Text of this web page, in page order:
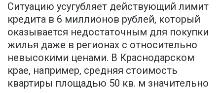
Ситуацию усугубляет действующий лимит
кредита в 6 миллионов рублей, который
оказывается недостаточным для покупки
жилья даже в регионах с относительно
невысокими ценами. В Краснодарском
крае, например, средняя стоимость
квартиры площадью 50 кв. м значительно